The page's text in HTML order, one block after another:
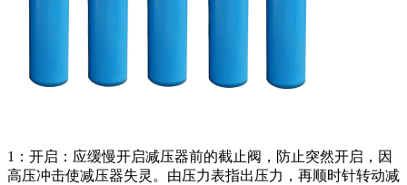
1：开启：应缓慢开启减压器前的截止阀，防止突然开启，因
高压冲击使减压器失灵。由压力表指出压力，再顺时针转动减